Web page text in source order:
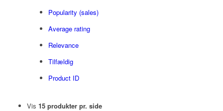
Popularity (sales)
Average rating
Relevance
Tilfældig
Product ID
Vis 15 produkter pr. side